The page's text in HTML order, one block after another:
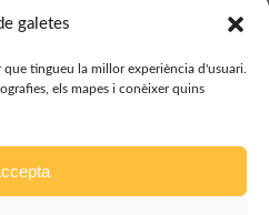
galetes
tingueu la millor experiència d'usuari.
els mapes i conèixer quins